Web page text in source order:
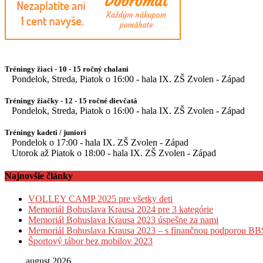
Tréningy žiaci - 10 - 15 ročný chalani
Pondelok, Streda, Piatok o 16:00 - hala IX. ZŠ Zvolen - Západ
Tréningy žiačky - 12 - 15 ročné dievčatá
Pondelok, Streda, Piatok o 16:00 - hala IX. ZŠ Zvolen - Západ
Tréningy kadeti / juniori
Pondelok o 17:00 - hala IX. ZŠ Zvolen - Západ
Utorok až Piatok o 18:00 - hala IX. ZŠ Zvolen - Západ
Najnovšie články
VOLLEY CAMP 2025 pre všetky deti
Memoriál Bohuslava Krausa 2024 pre 3 kategórie
Memoriál Bohuslava Krausa 2023 úspešne za nami
Memoriál Bohuslava Krausa 2023 – s finančnou podporou
Športový tábor bez mobilov 2023